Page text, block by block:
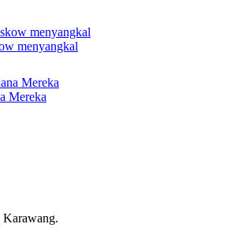
menyangkal
Mereka
Karawang.